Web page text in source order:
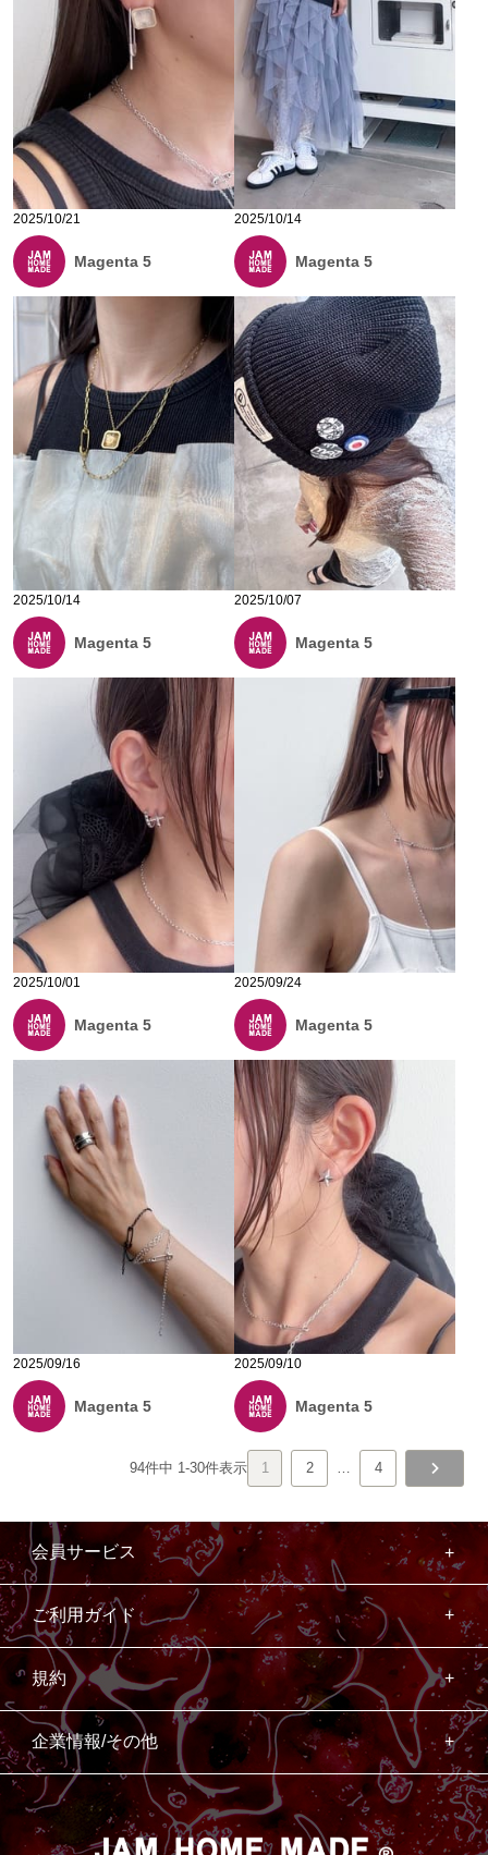
2025/10/21
Magenta 5
2025/10/14
Magenta 5
2025/10/14
Magenta 5
2025/10/07
Magenta 5
2025/10/01
Magenta 5
2025/09/24
Magenta 5
2025/09/16
Magenta 5
2025/09/10
Magenta 5
94件中 1-30件表示 1 2 … 4
会員サービス
ご利用ガイド
規約
企業情報/その他